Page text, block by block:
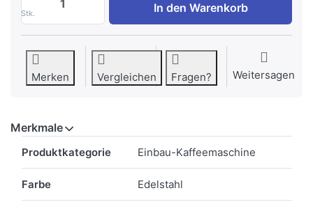
Stk. In den Warenkorb
Merken Vergleichen Fragen? Weitersagen
Merkmale
Produktkategorie Einbau-Kaffeemaschine
Farbe Edelstahl